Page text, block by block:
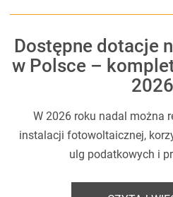
Dostępne dotacje
w Polsce –
2026
W 2026 roku nadal można
instalacji fotowoltaicznej,
ulg podatkowych i